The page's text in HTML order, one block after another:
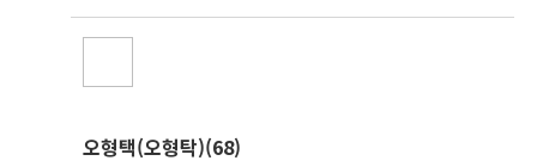
오형택(오형탁)(68)